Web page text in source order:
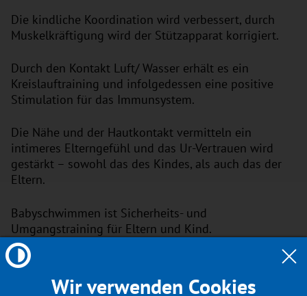
Die kindliche Koordination wird verbessert, durch
Muskelkräftigung wird der Stützapparat korrigiert.
Durch den Kontakt Luft/ Wasser erhält es ein
Kreislauftraining und infolgedessen eine positive
Stimulation für das Immunsystem.
Die Nähe und der Hautkontakt vermitteln ein
intimeres Elterngefühl und das Ur-Vertrauen wird
gestärkt – sowohl das des Kindes, als auch das der
Eltern.
Babyschwimmen ist Sicherheits- und
Umgangstraining für Eltern und Kind.
Unser Therapiebecken bietet eine exzellente
Wasserqualität und eine angenehme Wasser- und
Raumtemperatur.
Wir verwenden Cookies